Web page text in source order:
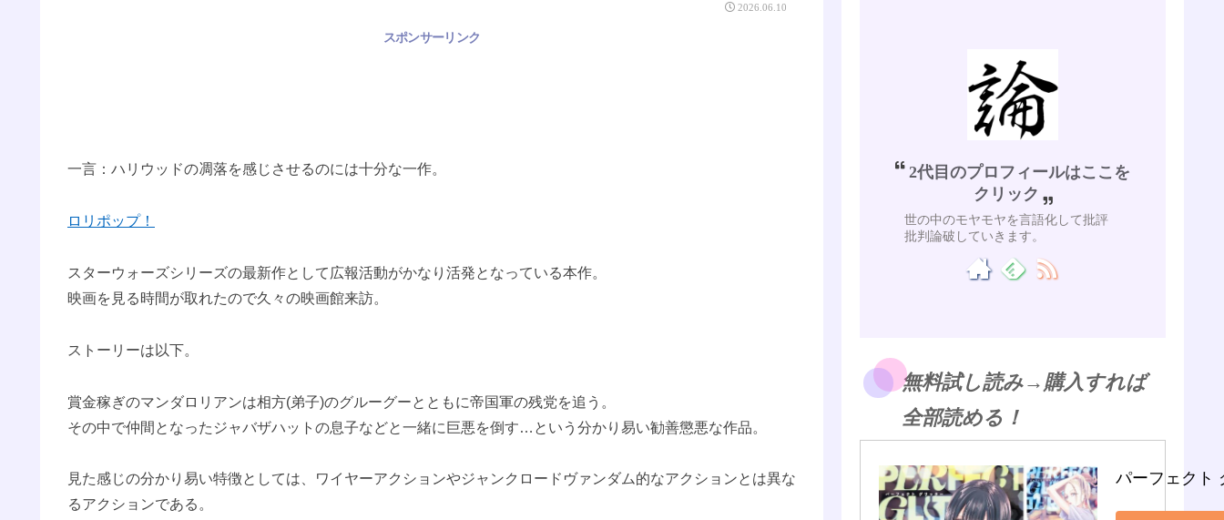
2026.06.10
スポンサーリンク
一言：ハリウッドの凋落を感じさせるのには十分な一作。
ロリポップ！
スターウォーズシリーズの最新作として広報活動がかなり活発となっている本作。
映画を見る時間が取れたので久々の映画館来訪。
ストーリーは以下。
賞金稼ぎのマンダロリアンは相方(弟子)のグルーグーとともに帝国軍の残党を追う。
その中で仲間となったジャバザハットの息子などと一緒に巨悪を倒す…という分かり易い勧善懲悪な作品。
見た感じの分かり易い特徴としては、ワイヤーアクションやジャンクロードヴァンダム的なアクションとは異な
るアクションである。
2代目のプロフィールはここを
クリック
世の中のモヤモヤを言語化して批評
批判論破していきます。
無料試し読み→購入すれば
全部読める！
パーフェクト